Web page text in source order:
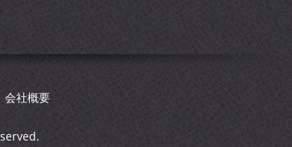
会社概要